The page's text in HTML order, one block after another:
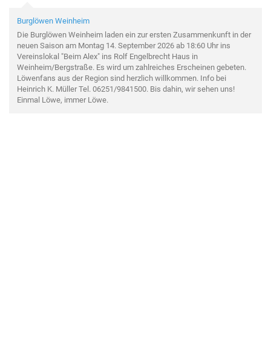
Burglöwen Weinheim
Die Burglöwen Weinheim laden ein zur ersten Zusammenkunft in der
neuen Saison am Montag 14. September 2026 ab 18:60 Uhr ins
Vereinslokal "Beim Alex" ins Rolf Engelbrecht Haus in
Weinheim/Bergstraße. Es wird um zahlreiches Erscheinen gebeten.
Löwenfans aus der Region sind herzlich willkommen. Info bei
Heinrich K. Müller Tel. 06251/9841500. Bis dahin, wir sehen uns!
Einmal Löwe, immer Löwe.